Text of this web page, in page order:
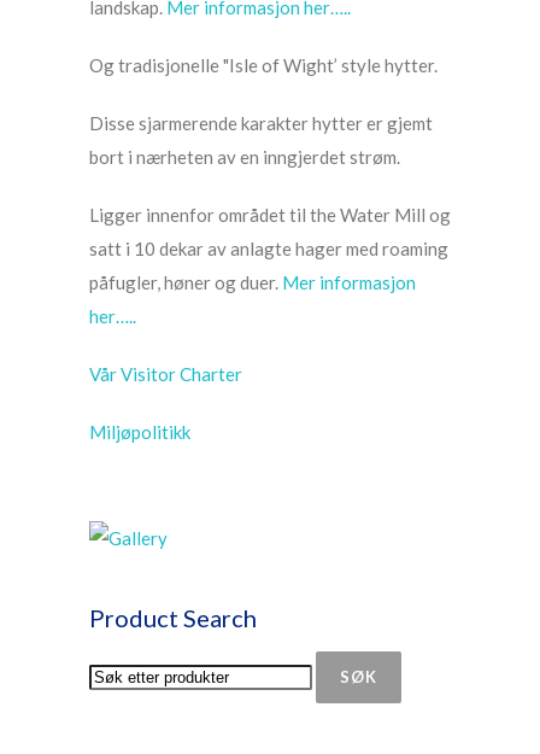
landskap. Mer informasjon her…..
Og tradisjonelle "Isle of Wight’ style hytter.
Disse sjarmerende karakter hytter er gjemt
bort i nærheten av en inngjerdet strøm.
Ligger innenfor området til the Water Mill og
satt i 10 dekar av anlagte hager med roaming
påfugler, høner og duer. Mer informasjon
her…..
Vår Visitor Charter
Miljøpolitikk
Product Search
SØK